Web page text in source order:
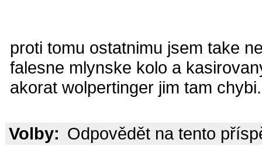
proti tomu ostatnimu jsem take
falesne mlynske kolo a
akorat wolpertinger jim tam chybi.
Volby: Odpovědět na tento